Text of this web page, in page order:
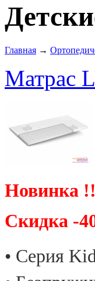
Главная →
Матрас
Новинка
Скидка -
• Cерия